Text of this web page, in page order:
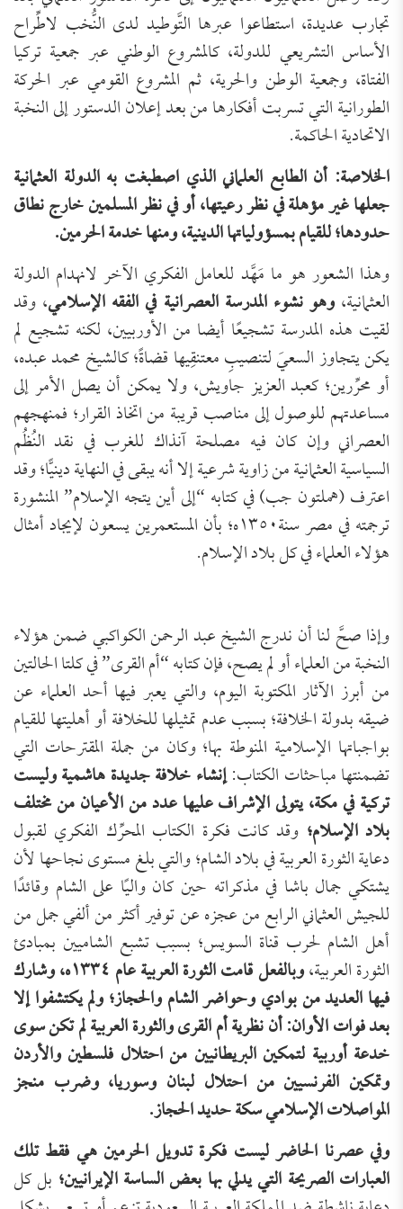
تجارب عديدة، استطاعوا عبرها التَّوطيد لدى النُّخب لاطِّراح
الأساس التشريعي للدولة، كالمشروع الوطني عبر جمعية تركيا
الفتاة، وجمعية الوطن والحرية، ثم المشروع القومي عبر الحركة
الطورانية التي تسربت أفكارها من بعد إعلان الدستور إلى النخبة
الاتحادية الحاكمة.
الخلاصة: أن الطابع العلماني الذي اصطبغت به الدولة العثمانية
جعلها غير مؤهلة في نظر رعيتها، أو في نظر المسلمين خارج نطاق
حدودها؛ للقيام بمسؤولياتها الدينية، ومنها خدمة الحرمين.
وهذا الشعور هو ما مَهَّد للعامل الفكري الآخر لانهدام الدولة
العثمانية،وهو نشوء المدرسة العصرانية في الفقه الإسلامي، وقد
لقيت هذه المدرسة تشجيعًا أيضا من الأوربيين، لكنه تشجيع لم
يكن يتجاوز السعيَ لتنصيبِ معتنقِيها قضاةً؛ كالشيخ محمد عبده،
أو محرِّرين؛ كعبد العزيز جاويش، ولا يمكن أن يصل الأمر إلى
مساعدتهم للوصول إلى مناصب قريبة من اتخاذ القرار؛ فمنهجهم
العصراني وإن كان فيه مصلحة آنذاك للغرب في نقد النُظُم
السياسية العثمانية من زاوية شرعية إلا أنه يبقى في النهاية دينيًّا؛ وقد
اعترف (هملتون جب) في كتابه “إلى أين يتجه الإسلام” المنشورة
ترجمته في مصر سنة١٣٥٠ه؛ بأن المستعمرين يسعون لإيجاد أمثال
هؤلاء العلماء في كل بلاد الإسلام.
وإذا صحَّ لنا أن ندرج الشيخ عبد الرحمن الكواكبي ضمن هؤلاء
النخبة من العلماء أو لم يصح، فإن كتابه “أم القرى” في كلتا الحالتين
من أبرز الآثار المكتوبة اليوم، والتي يعبر فيها أحد العلماء عن
ضيقه بدولة الخلافة؛ بسبب عدم تمثيلها للخلافة أو أهليتها للقيام
بواجباتها الإسلامية المنوطة بها؛ وكان من جملة المقترحات التي
تضمنتها مباحثات الكتاب:إنشاء خلافة جديدة هاشمية وليست
تركية في مكة، يتولى الإشراف عليها عدد من الأعيان من مختلف
بلاد الإسلام؛ وقد كانت فكرة الكتاب المحرِّك الفكري لقبول
دعاية الثورة العربية في بلاد الشام؛ والتي بلغ مستوى نجاحها لأن
يشتكي جمال باشا في مذكراته حين كان واليًا على الشام وقائدًا
للجيش العثماني الرابع من عجزه عن توفير أكثر من ألفي جمل من
أهل الشام لحرب قناة السويس؛ بسبب تشبع الشاميين بمبادئ
الثورة العربية، وبالفعل قامت الثورة العربية عام ١٣٣٤ه، وشارك
فيها العديد من بوادي وحواضر الشام والحجاز؛ ولم يكتشفوا إلا
بعد فوات الأوان: أن نظرية أم القرى والثورة العربية لم تكن سوى
خدعة أوربية لتمكين البريطانيين من احتلال فلسطين والأردن
وتمكين الفرنسيين من احتلال لبنان وسوريا، وضرب منجز
المواصلات الإسلامي سكة حديد الحجاز.
وفي عصرنا الحاضر ليست فكرة تدويل الحرمين هي فقط تلك
العبارات الصريحة التي يدلي بها بعض الساسة الإيرانيين؛ بل كل